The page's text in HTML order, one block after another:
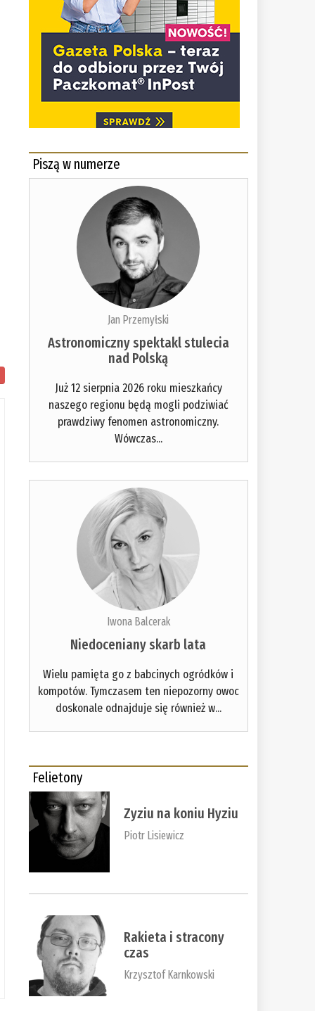
Piszą w numerze
Jan Przemyłski
Astronomiczny spektakl stulecia
nad Polską
Już 12 sierpnia 2026 roku mieszkańcy
naszego regionu będą mogli podziwiać
prawdziwy fenomen astronomiczny.
Wówczas...
Iwona Balcerak
Niedoceniany skarb lata
Wielu pamięta go z babcinych ogródków i
kompotów. Tymczasem ten niepozorny owoc
doskonale odnajduje się również w...
Felietony
Zyziu na koniu Hyziu
Piotr Lisiewicz
Rakieta i stracony
czas
Krzysztof Karnkowski